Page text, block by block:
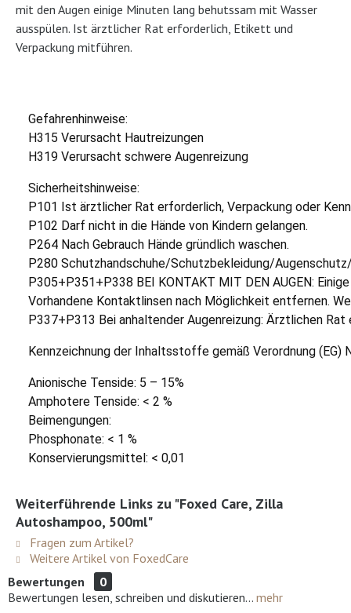
mit den Augen einige Minuten lang behutssam mit Wasser
ausspülen. Ist ärztlicher Rat erforderlich, Etikett und
Verpackung mitführen.
Gefahrenhinweise:
H315 Verursacht Hautreizungen
H319 Verursacht schwere Augenreizung
Sicherheitshinweise:
P101 Ist ärztlicher Rat erforderlich, Verpackung oder
P102 Darf nicht in die Hände von Kindern gelangen.
P264 Nach Gebrauch Hände gründlich waschen.
P280 Schutzhandschuhe/Schutzbekleidung/
P305+P351+P338 BEI KONTAKT MIT DEN AUGEN:
Vorhandene Kontaktlinsen nach Möglichkeit entfernen.
P337+P313 Bei anhaltender Augenreizung: Ärztlichen
Kennzeichnung der Inhaltsstoffe gemäß Verordnung (EG)
Anionische Tenside: 5 – 15%
Amphotere Tenside: < 2 %
Beimengungen:
Phosphonate: < 1 %
Konservierungsmittel: < 0,01
Weiterführende Links zu "Foxed Care, Zilla
Autoshampoo, 500ml"
Fragen zum Artikel?
Weitere Artikel von FoxedCare
Bewertungen
0
Bewertungen lesen, schreiben und diskutieren... mehr